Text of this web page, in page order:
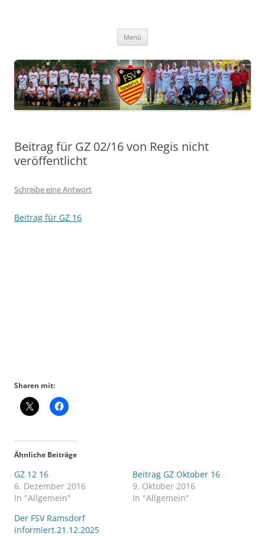
Menü
Beitrag für GZ 02/16 von Regis nicht
veröffentlicht
Schreibe eine Antwort
Beitrag für GZ 16
Sharen mit:
Ähnliche Beiträge
GZ 12 16
6. Dezember 2016
In "Allgemein"
Beitrag GZ Oktober 16
9. Oktober 2016
In "Allgemein"
Der FSV Ramsdorf
informiert.21.12.2025